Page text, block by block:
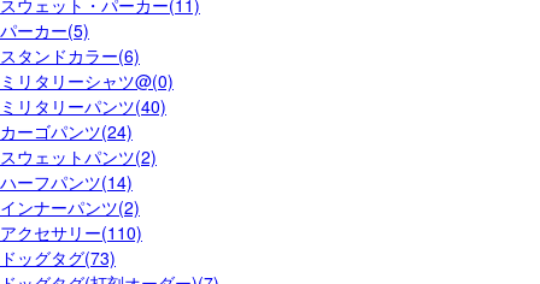
スウェット・パーカー(11)
パーカー(5)
スタンドカラー(6)
ミリタリーシャツ@(0)
ミリタリーパンツ(40)
カーゴパンツ(24)
スウェットパンツ(2)
ハーフパンツ(14)
インナーパンツ(2)
アクセサリー(110)
ドッグタグ(73)